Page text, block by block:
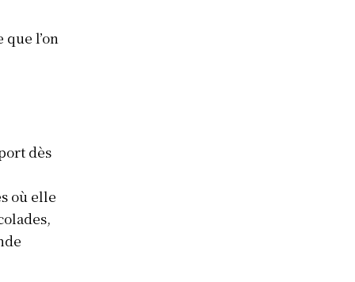
l’on
dès
où elle